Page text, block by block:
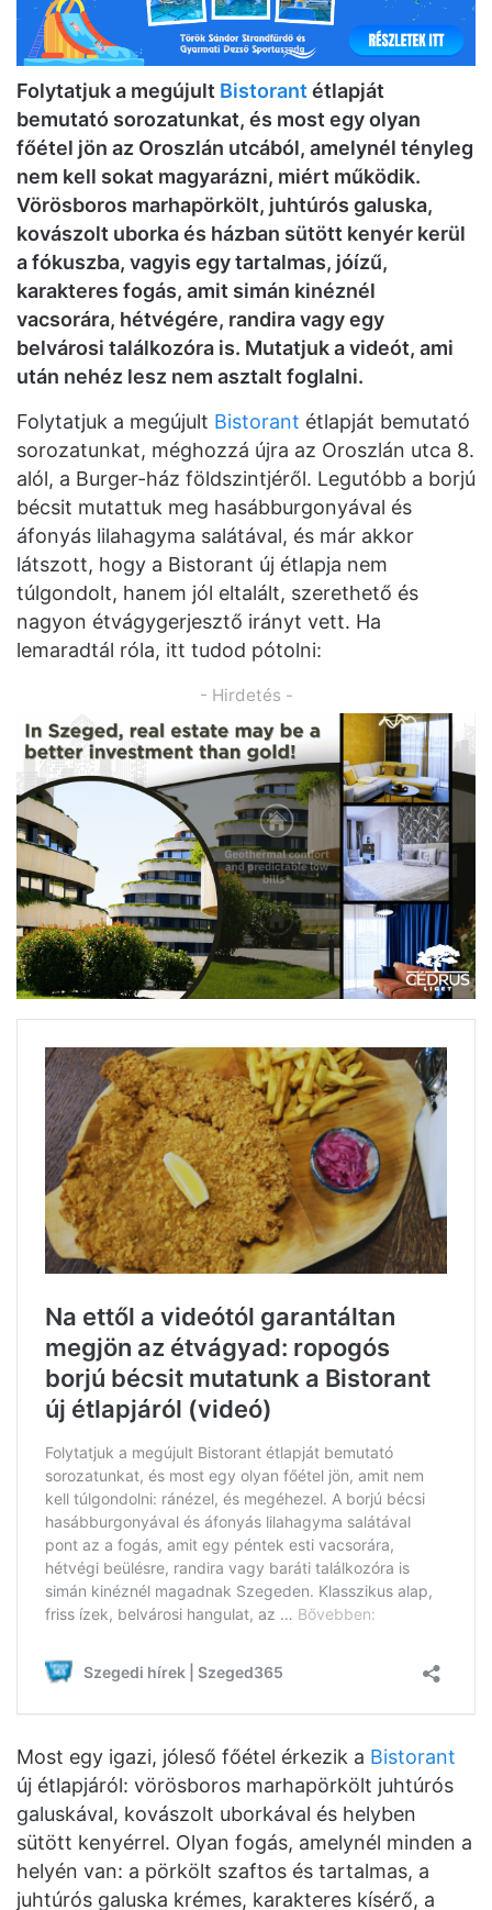
Folytatjuk a megújult Bistorantétlapját
bemutató sorozatunkat, és most egy olyan
főétel jön az Oroszlán utcából, amelynél tényleg
nem kell sokat magyarázni, miért működik.
Vörösboros marhapörkölt, juhtúrós galuska,
kovászolt uborka és házban sütött kenyér kerül
a fókuszba, vagyis egy tartalmas, jóízű,
karakteres fogás, amit simán kinéznél
vacsorára, hétvégére, randira vagy egy
belvárosi találkozóra is. Mutatjuk a videót, ami
után nehéz lesz nem asztalt foglalni.
Folytatjuk a megújult Bistorant étlapját bemutató
sorozatunkat, méghozzá újra az Oroszlán utca 8.
alól, a Burger-ház földszintjéről. Legutóbb a borjú
bécsit mutattuk meg hasábburgonyával és
áfonyás lilahagyma salátával, és már akkor
látszott, hogy a Bistorant új étlapja nem
túlgondolt, hanem jól eltalált, szerethető és
nagyon étvágygerjesztő irányt vett. Ha
lemaradtál róla, itt tudod pótolni:
- Hirdetés -
Most egy igazi, jóleső főétel érkezik a Bistorant
új étlapjáról: vörösboros marhapörkölt juhtúrós
galuskával, kovászolt uborkával és helyben
sütött kenyérrel. Olyan fogás, amelynél minden a
helyén van: a pörkölt szaftos és tartalmas, a
juhtúrós galuska krémes, karakteres kísérő, a